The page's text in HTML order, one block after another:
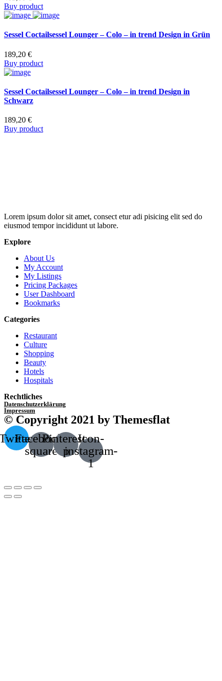
Buy product
Sessel Coctailsessel Lounger – Colo – in trend Design in Grün
189,20 €
Buy product
Sessel Coctailsessel Lounger – Colo – in trend Design in
Schwarz
189,20 €
Buy product
Lorem ipsum dolor sit amet, consect etur adi pisicing elit sed do
eiusmod tempor incididunt ut labore.
Explore
About Us
My Account
My Listings
Pricing Packages
User Dashboard
Bookmarks
Categories
Restaurant
Culture
Shopping
Beauty
Hotels
Hospitals
Rechtliches
Datenschutzerklärung
Impressum
© Copyright 2021 by Themesflat
Facebook-
square
Pinterest-
p
Icon-
instagram-
1